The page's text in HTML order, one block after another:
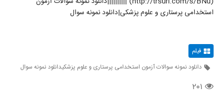
استخدامی پرستاری و علوم پزشکی|دانلود نمونه سوال
فیلم
دانلود نمونه سوالات آزمون استخدامی پرستاری و علوم پزشکیدانلود نمونه سوال
۲۰۱